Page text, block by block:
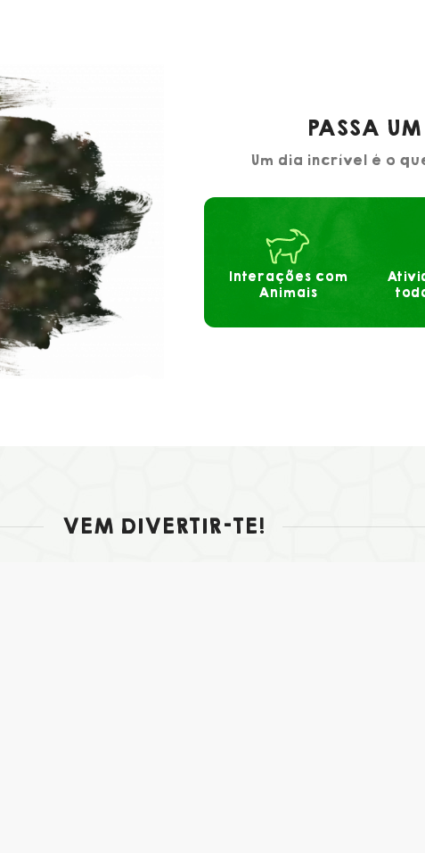
PASSA
Um dia incrível é o
Interações com
Animais
VEM DIVERTIR-TE!